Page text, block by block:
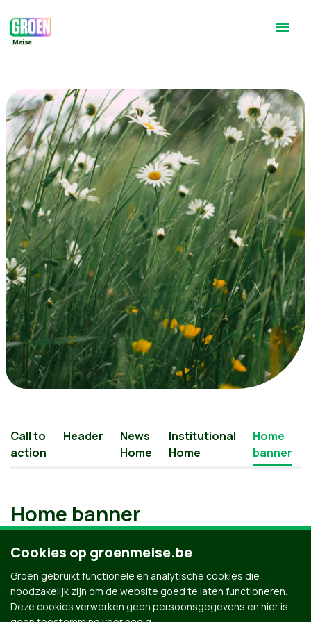
Call to
action
Header
News
Home
Institutional
Home
Home
banner
Home banner
Groen.
Dat voelt
goed.
Doe mee →
Cookies op groenmeise.be
Groen gebruikt functionele en analytische cookies die
noodzakelijk zijn om de website goed te laten functioneren.
Deze cookies verwerken geen persoonsgegevens en hier is